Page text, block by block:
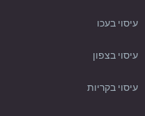
עיסוי בעכו
עיסוי בצפון
עיסוי בקריות